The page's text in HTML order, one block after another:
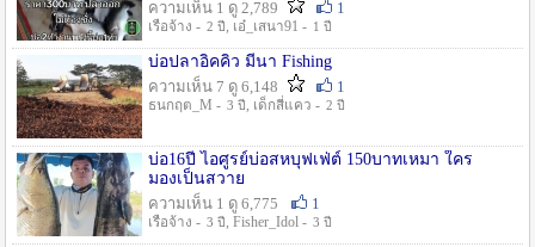
ความเห็น 1 ดู 2,789
1
เรือจ้าง - 2 ปี , เอ๋_เสนา91 - 1 ปี
บ่อปลาอิคคิว มีนา Fishing
ความเห็น 7 ดู 6,148
1
ธนกฤต_M - 3 ปี , เด็กสี่แคว - 2 ปี
บ่อ16ปี ไอศูรย์บ่อสหบุฟเฟ่ต์ 150บาทเหมา ใคร
มองเป็นสวาย
ความเห็น 1 ดู 6,775
1
เรือจ้าง - 3 ปี , Fisher_Idol - 3 ปี